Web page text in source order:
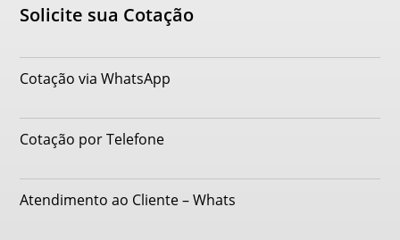
Solicite sua Cotação
Cotação via WhatsApp
Cotação por Telefone
Atendimento ao Cliente – Whats